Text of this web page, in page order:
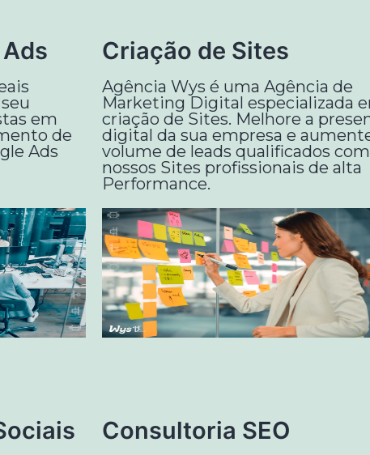
em
de
Ads
Criação de Sites
Agência Wys é uma Agência de
Marketing Digital especializada
criação de Sites. Melhore a
digital da sua empresa e
volume de leads qualificados com
nossos Sites profissionais de alta
Performance.
Consultoria SEO